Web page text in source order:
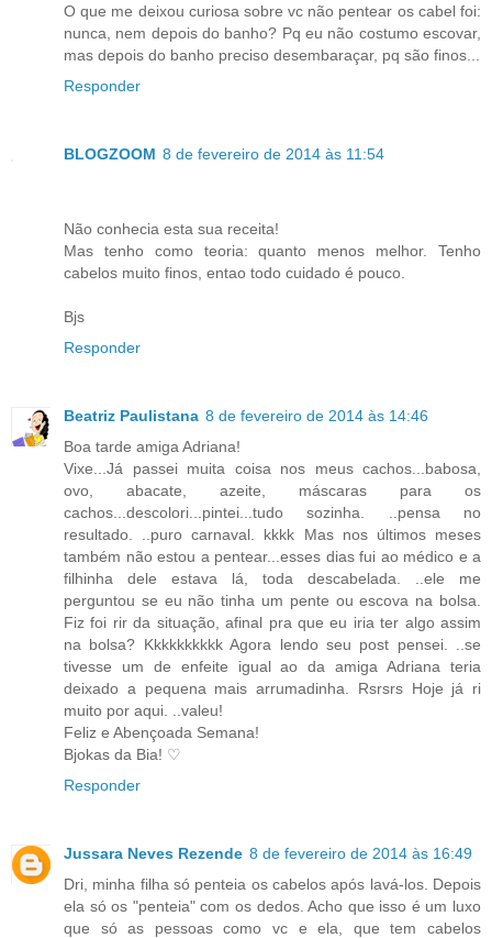
O que me deixou curiosa sobre vc não pentear os cabel foi:
nunca, nem depois do banho? Pq eu não costumo escovar,
mas depois do banho preciso desembaraçar, pq são finos...
Responder
BLOGZOOM 8 de fevereiro de 2014 às 11:54
Não conhecia esta sua receita!
Mas tenho como teoria: quanto menos melhor. Tenho
cabelos muito finos, entao todo cuidado é pouco.
Bjs
Responder
Beatriz Paulistana 8 de fevereiro de 2014 às 14:46
Boa tarde amiga Adriana!
Vixe...Já passei muita coisa nos meus cachos...babosa,
ovo, abacate, azeite, máscaras para os
cachos...descolori...pintei...tudo sozinha. ..pensa no
resultado. ..puro carnaval. kkkk Mas nos últimos meses
também não estou a pentear...esses dias fui ao médico e a
filhinha dele estava lá, toda descabelada. ..ele me
perguntou se eu não tinha um pente ou escova na bolsa.
Fiz foi rir da situação, afinal pra que eu iria ter algo assim
na bolsa? Kkkkkkkkkk Agora lendo seu post pensei. ..se
tivesse um de enfeite igual ao da amiga Adriana teria
deixado a pequena mais arrumadinha. Rsrsrs Hoje já ri
muito por aqui. ..valeu!
Feliz e Abençoada Semana!
Bjokas da Bia! ♡
Responder
Jussara Neves Rezende 8 de fevereiro de 2014 às 16:49
Dri, minha filha só penteia os cabelos após lavá-los. Depois
ela só os "penteia" com os dedos. Acho que isso é um luxo
que só as pessoas como vc e ela, que tem cabelos